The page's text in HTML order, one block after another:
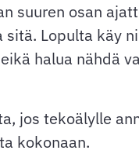
suuren osan
Lopulta käy
halua nähdä
jos tekoälylle
kokonaan.